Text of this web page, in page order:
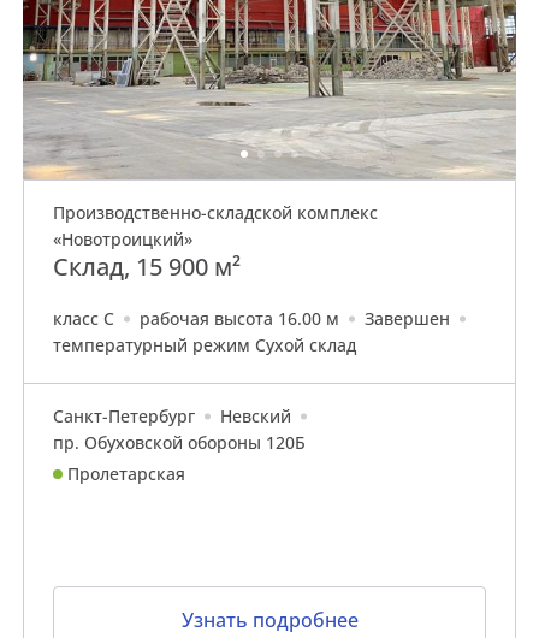
Производственно-складской комплекс
«Новотроицкий»
Склад, 15 900 м²
класс C рабочая высота 16.00 м
Завершен
температурный режим Сухой склад
Санкт-Петербург
Невский
пр. Обуховской обороны 120Б
Пролетарская
Узнать подробнее